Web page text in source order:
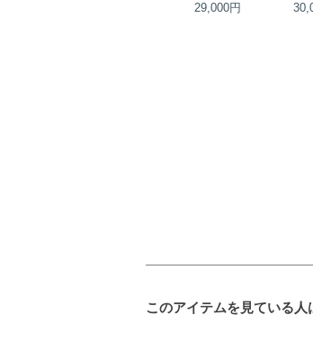
29,000円
このアイテムを見ている人